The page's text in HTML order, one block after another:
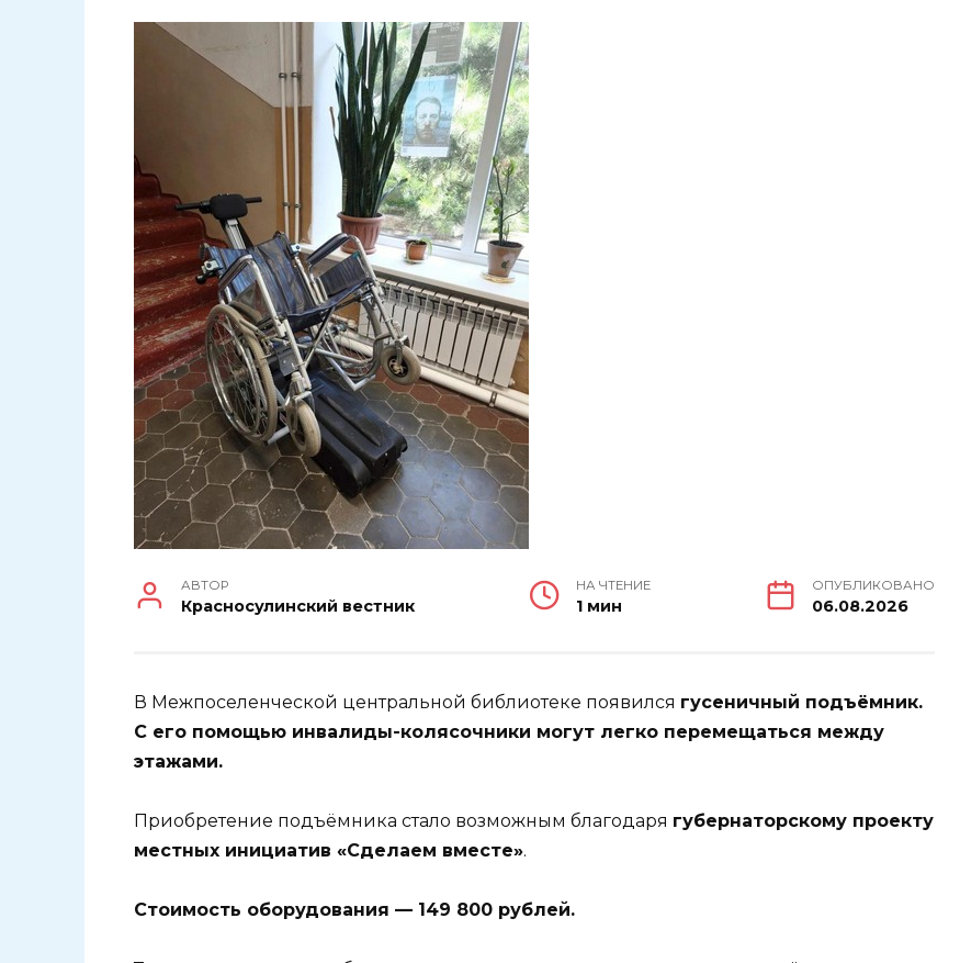
АВТОР
Красносулинский вестник
НА ЧТЕНИЕ
1 мин
ОПУБЛИКОВАНО
06.08.2026
В Межпоселенческой центральной библиотеке появился гусеничный подъёмник.
С его помощью инвалиды-колясочники могут легко перемещаться между
этажами.
Приобретение подъёмника стало возможным благодаря губернаторскому проекту
местных инициатив «Сделаем вместе».
Стоимость оборудования — 149 800 рублей.